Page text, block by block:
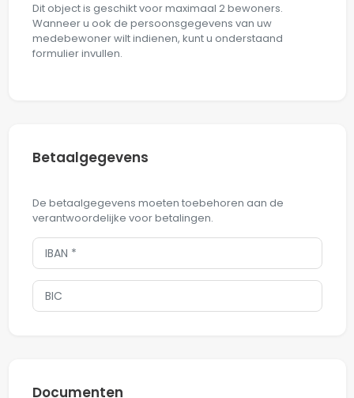
Dit object is geschikt voor maximaal 2 bewoners.
Wanneer u ook de persoonsgegevens van uw
medebewoner wilt indienen, kunt u onderstaand
formulier invullen.
Betaalgegevens
De betaalgegevens moeten toebehoren aan de
verantwoordelijke voor betalingen.
Documenten